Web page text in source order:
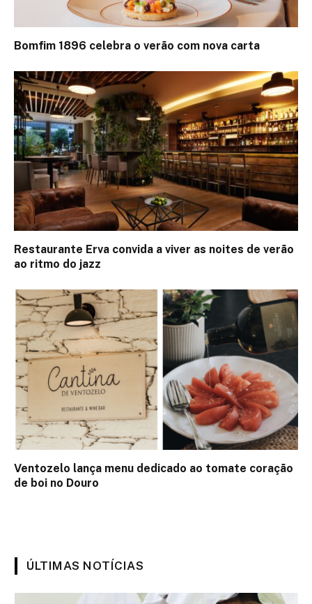
Bomfim 1896 celebra o verão com nova carta
Restaurante Erva convida a viver as noites de verão
ao ritmo do jazz
Ventozelo lança menu dedicado ao tomate coração
de boi no Douro
ÚLTIMAS NOTÍCIAS